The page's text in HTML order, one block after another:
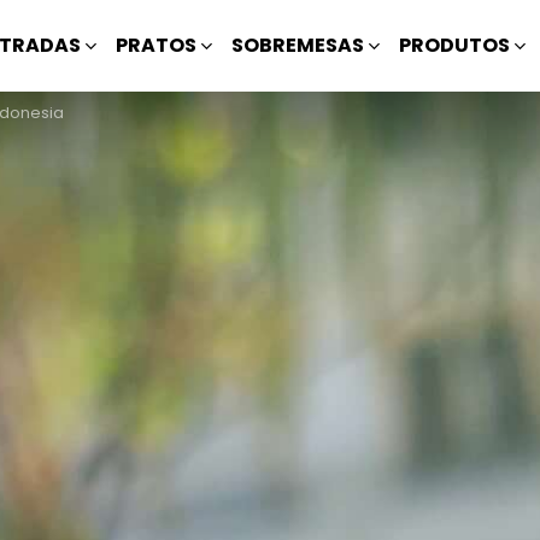
PRATOS SOBREMESAS PRODUTOS